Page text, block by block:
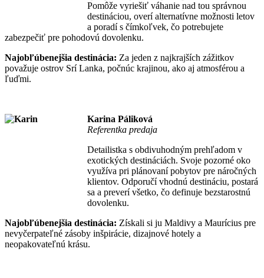
Pomôže vyriešiť váhanie nad tou správnou
destináciou, overí alternatívne možnosti letov
a poradí s čímkoľvek, čo potrebujete
zabezpečiť pre pohodovú dovolenku.
Najobľúbenejšia destinácia: Za jeden z najkrajších zážitkov
považuje ostrov Srí Lanka, počnúc krajinou, ako aj atmosférou a
ľuďmi.
Karina Páliková
Referentka predaja
Detailistka s obdivuhodným prehľadom v
exotických destináciách. Svoje pozorné oko
využíva pri plánovaní pobytov pre náročných
klientov. Odporučí vhodnú destináciu, postará
sa a preverí všetko, čo definuje bezstarostnú
dovolenku.
Najobľúbenejšia destinácia: Získali si ju Maldivy a Maurícius pre
nevyčerpateľné zásoby inšpirácie, dizajnové hotely a
neopakovateľnú krásu.